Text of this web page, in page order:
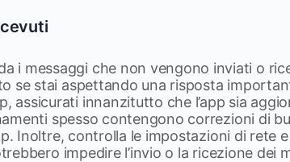
i messaggi che non vengono inviati o
se stai aspettando una risposta
assicurati innanzitutto che l’app sia
spesso contengono correzioni di
Inoltre, controlla le impostazioni di rete
impedire l’invio o la ricezione dei